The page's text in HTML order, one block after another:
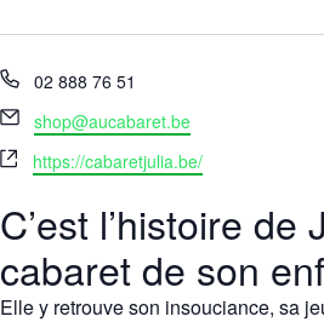
Téléphone
02 888 76 51
Email
shop@aucabaret.be
Site
web
https://cabaretjulia.be/
C’est l’histoire
cabaret de son
Elle y retrouve son insouciance, sa